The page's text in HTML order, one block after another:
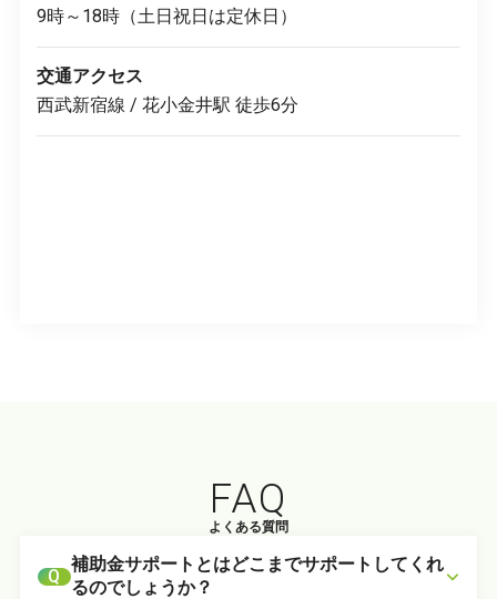
9時～18時（土日祝日は定休日）
交通アクセス
西武新宿線 / 花小金井駅 徒歩6分
FAQ
よくある質問
Q
補助金サポートとはどこまでサポートしてくれ
るのでしょうか？